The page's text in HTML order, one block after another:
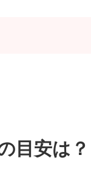
目安は？